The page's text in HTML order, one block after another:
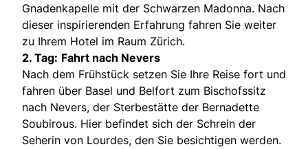
Gnadenkapelle mit der Schwarzen Madonna. Nach
dieser inspirierenden Erfahrung fahren Sie weiter
zu Ihrem Hotel im Raum Zürich.
2. Tag: Fahrt nach Nevers
Nach dem Frühstück setzen Sie Ihre Reise fort und
fahren über Basel und Belfort zum Bischofssitz
nach Nevers, der Sterbestätte der Bernadette
Soubirous. Hier befindet sich der Schrein der
Seherin von Lourdes, den Sie besichtigen werden.